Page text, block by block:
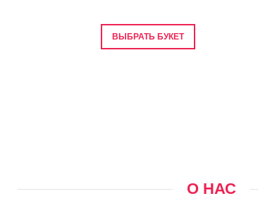
ВЫБРАТЬ БУКЕТ
О НАС